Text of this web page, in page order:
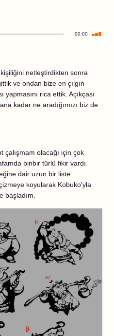
00:00
netleştirdikten sonra
ve ondan bize en çılgın
rica ettik. Açıkçası
kadar ne aradığımızı biz de
çalışmam olacağı için çok
binbir türlü fikir vardı.
dair uzun bir liste
koyularak Kobuko'yla
başladım.